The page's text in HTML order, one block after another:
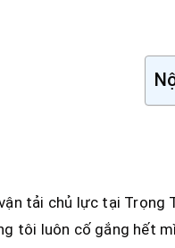
tải chủ lực tại Trọng
tôi luôn cố gắng hết